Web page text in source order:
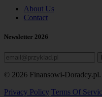
About Us
Contact
Newsletter 2026
© 2026 Finansowi-Doradcy.pl.
Privacy Policy Terms Of